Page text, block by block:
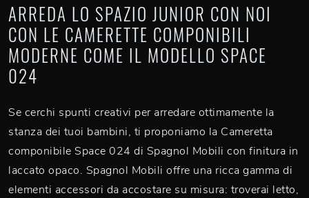
ARREDA LO SPAZIO JUNIOR CON NOI
CON LE CAMERETTE COMPONIBILI
MODERNE COME IL MODELLO SPACE
024
Se cerchi spunti creativi per arredare ottimamente la
stanza dei tuoi bambini, ti proponiamo la Cameretta
componibile Space 024 di Spagnol Mobili con finitura in
laccato opaco. Spagnol Mobili offre una ricca gamma di
elementi accessori da accostare su misura: troverai letto,